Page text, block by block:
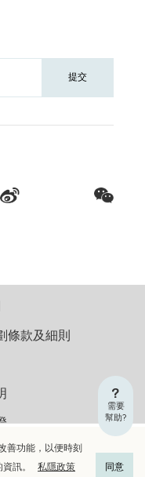
立即選購
善功能，以便時刻
訊。
私隱政策 同意
需要
幫助?
提交
版權所有 不得轉載
條款及細則